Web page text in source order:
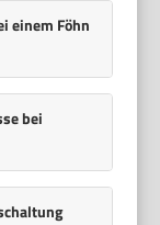
einem Föhn
bei